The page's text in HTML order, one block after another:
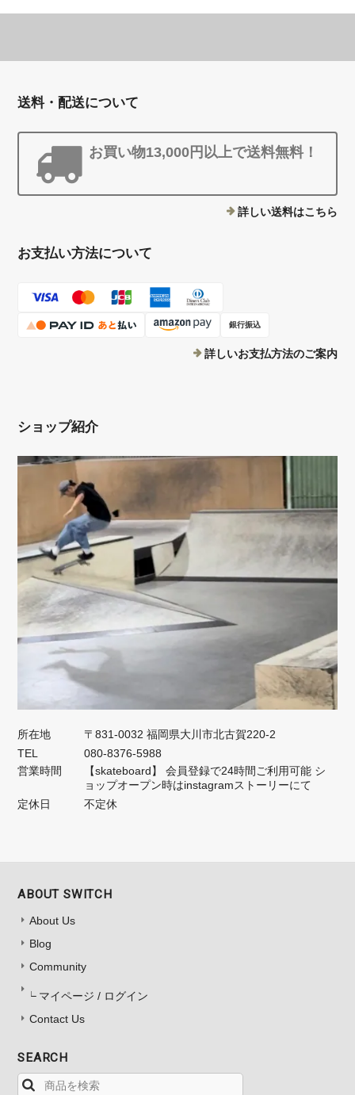
送料・配送について
お買い物13,000円以上で送料無料！
詳しい送料はこちら
お支払い方法について
銀行振込
詳しいお支払方法のご案内
ショップ紹介
所在地
〒831-0032 福岡県大川市北古賀220-2
TEL
080-8376-5988
営業時間
【skateboard】 会員登録で24時間ご利用可能 シ
ョップオープン時はinstagramストーリーにて
定休日
不定休
ABOUT SWITCH
About Us
Blog
Community
マイページ / ログイン
Contact Us
SEARCH